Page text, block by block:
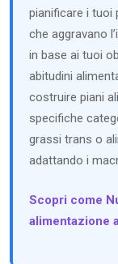
pianificare i tuoi
che aggravano
in base ai tuoi
abitudini
costruire piani
specifiche
grassi trans o
adattando i
Scopri come
alimentazione